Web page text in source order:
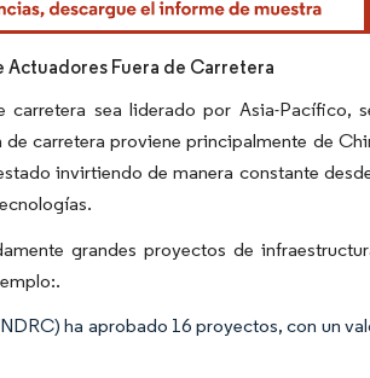
Actuadores Fuera de Carretera
sea liderado por Asia-Pacífico,
carretera proviene principalmente de
invirtiendo de manera constante
grandes proyectos de
ha aprobado 16 proyectos, con un